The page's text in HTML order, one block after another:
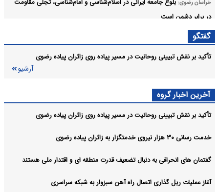
خراسان رضوی: بلوغ جامعه ایرانی در اسلام‌شناسی و امام‌شناسی، تجلی مقاومت
در برابر دشمن است
خراسان رضوی:
بینی ظرفیت اقامتی ۱۳۰ هزار نفر-شب
۶ سند تاریخی مرتبط با اربعین حسینی در کتابخانه حرم رضوی
رونمایی شد
آرشیو
گفتگو
تأکید بر نقش تبیینی روحانیت در مسیر پیاده‌ روی زائران پیاده رضوی
آرشیو
آخرین اخبار گروه
تأکید بر نقش تبیینی روحانیت در مسیر پیاده‌ روی زائران پیاده رضوی
خدمت رسانی ۳۰ هزار نیروی خدمتگزار به زائران پیاده رضوی
گفتمان‌ های انحرافی به دنبال تضعیف قدرت منطقه‌ ای و اقتدار ملی هستند
آغاز عملیات ریل‌ گذاری اتصال راه‌ آهن سبزوار به شبکه سراسری